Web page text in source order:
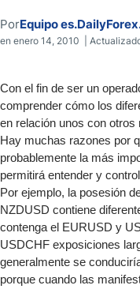
PorEquipo
en enero 14, 2010 |
Con el fin de ser un
comprender cómo los
en relación unos con otros
Hay muchas razones por
probablemente la más
permitirá entender y
Por ejemplo, la posesión
NZDUSD contiene
contenga el EURUSD y
USDCHF exposiciones
generalmente se
porque cuando las